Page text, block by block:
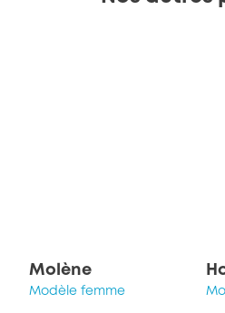
Molène
Modèle femme